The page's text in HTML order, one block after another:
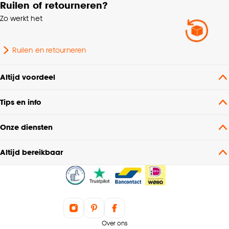
Plooigordijn, Dubbele
Platte plooi, Ringgordijn,
Ruilen of retourneren?
Zo werkt het
Ruilen en retourneren
Altijd voordeel
Tips en info
Onze diensten
Altijd bereikbaar
Over ons